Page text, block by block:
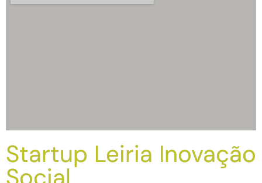
Startup Leiria Inovação